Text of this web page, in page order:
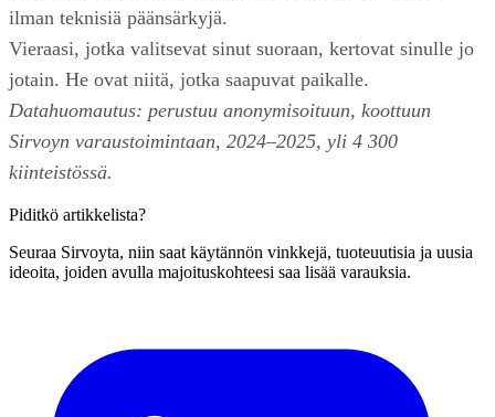
ilman teknisiä päänsärkyjä.
Vieraasi, jotka valitsevat sinut suoraan, kertovat sinulle jo
jotain. He ovat niitä, jotka saapuvat paikalle.
Datahuomautus: perustuu anonymisoituun, koottuun
Sirvoyn varaustoimintaan, 2024–2025, yli 4 300
kiinteistössä.
Piditkö artikkelista?
Seuraa Sirvoyta, niin saat käytännön vinkkejä, tuoteuutisia ja uusia
ideoita, joiden avulla majoituskohteesi saa lisää varauksia.